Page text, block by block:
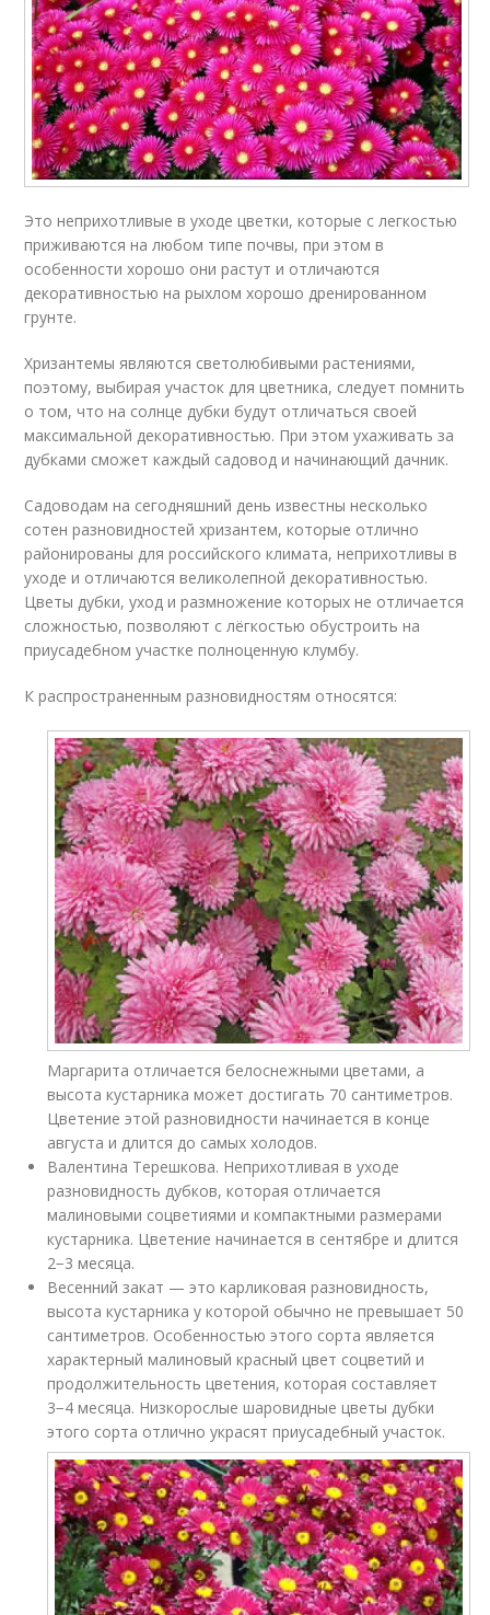
Это неприхотливые в уходе цветки, которые с легкостью
приживаются на любом типе почвы, при этом в
особенности хорошо они растут и отличаются
декоративностью на рыхлом хорошо дренированном
грунте.
Хризантемы являются светолюбивыми растениями,
поэтому, выбирая участок для цветника, следует помнить
о том, что на солнце дубки будут отличаться своей
максимальной декоративностью. При этом ухаживать за
дубками сможет каждый садовод и начинающий дачник.
Садоводам на сегодняшний день известны несколько
сотен разновидностей хризантем, которые отлично
районированы для российского климата, неприхотливы в
уходе и отличаются великолепной декоративностью.
Цветы дубки, уход и размножение которых не отличается
сложностью, позволяют с лёгкостью обустроить на
приусадебном участке полноценную клумбу.
К распространенным разновидностям относятся:
Маргарита отличается белоснежными цветами, а
высота кустарника может достигать 70 сантиметров.
Цветение этой разновидности начинается в конце
августа и длится до самых холодов.
Валентина Терешкова. Неприхотливая в уходе
разновидность дубков, которая отличается
малиновыми соцветиями и компактными размерами
кустарника. Цветение начинается в сентябре и длится
2−3 месяца.
Весенний закат — это карликовая разновидность,
высота кустарника у которой обычно не превышает 50
сантиметров. Особенностью этого сорта является
характерный малиновый красный цвет соцветий и
продолжительность цветения, которая составляет
3−4 месяца. Низкорослые шаровидные цветы дубки
этого сорта отлично украсят приусадебный участок.